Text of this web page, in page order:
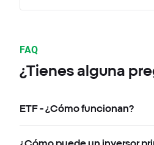
FAQ
¿Tienes alguna
ETF - ¿Cómo funcionan?